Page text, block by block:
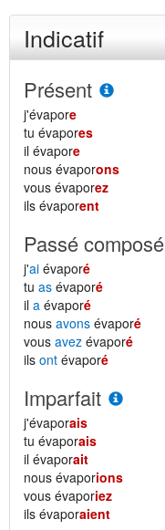
Indicatif
Présent
j'évapore
tu évapores
il évapore
nous évaporons
vous évaporez
ils évaporent
Passé composé
j'ai évaporé
tu as évaporé
il a évaporé
nous avons évaporé
vous avez évaporé
ils ont évaporé
Imparfait
j'évaporais
tu évaporais
il évaporait
nous évaporions
vous évaporiez
ils évaporaient